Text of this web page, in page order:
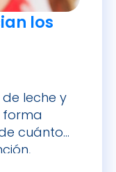
los
leche y
forma
cuántos
los